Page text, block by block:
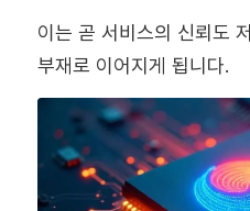
이는 곧 서비스의 신뢰도
부재로 이어지게 됩니다.